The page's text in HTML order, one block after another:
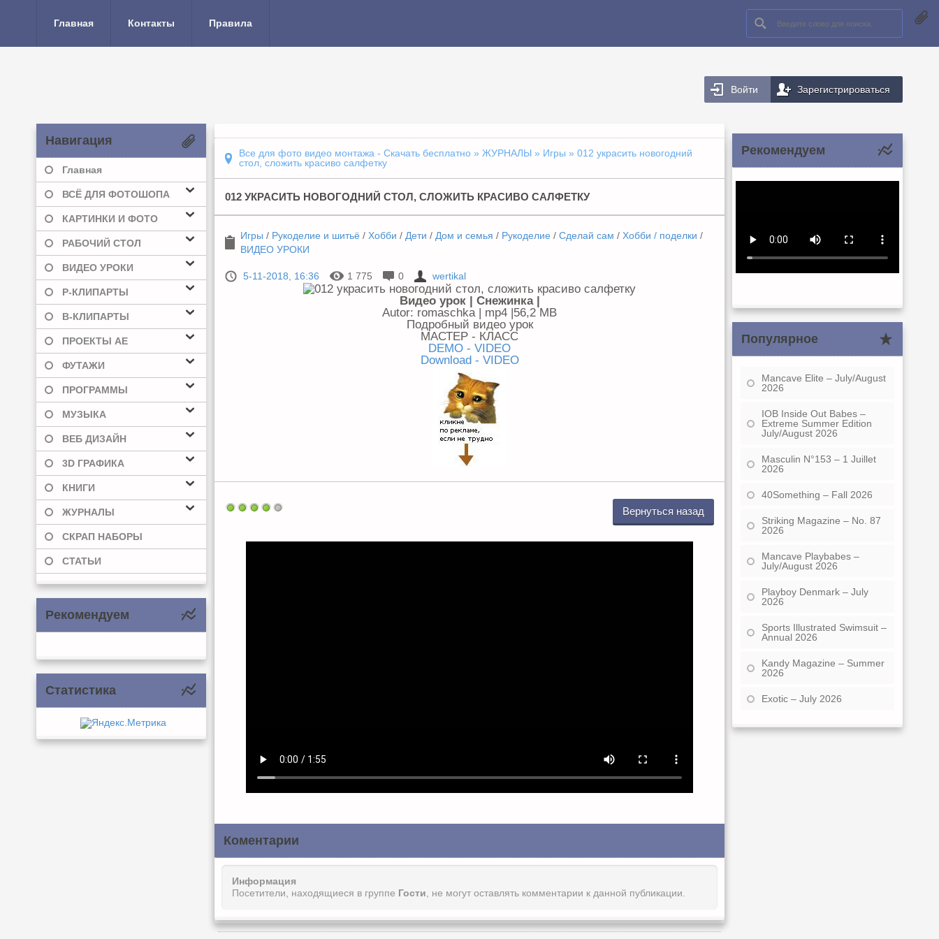
Главная Контакты Правила
Войти Зарегистрироваться
Навигация
Главная
ВСЁ ДЛЯ ФОТОШОПА
КАРТИНКИ И ФОТО
РАБОЧИЙ СТОЛ
ВИДЕО УРОКИ
Р-КЛИПАРТЫ
В-КЛИПАРТЫ
ПРОЕКТЫ AE
ФУТАЖИ
ПРОГРАММЫ
МУЗЫКА
ВЕБ ДИЗАЙН
3D ГРАФИКА
КНИГИ
ЖУРНАЛЫ
СКРАП НАБОРЫ
СТАТЬИ
Рекомендуем
Статистика
Все для фото видео монтажа - Скачать бесплатно » ЖУРНАЛЫ » Игры » 012 украсить новогодний
стол, сложить красиво салфетку
012 УКРАСИТЬ НОВОГОДНИЙ СТОЛ, СЛОЖИТЬ КРАСИВО САЛФЕТКУ
Игры / Рукоделие и шитьё / Хобби / Дети / Дом и семья / Рукоделие / Сделай сам / Хобби / поделки /
ВИДЕО УРОКИ
5-11-2018, 16:36 1 775 0 wertikal
Видео урок | Снежинка |
Autor: romaschka | mp4 |56,2 MB
Подробный видео урок
МАСТЕР - КЛАСС
DEMO - VIDEO
Download - VIDEO
Вернуться назад
Коментарии
Информация
Посетители, находящиеся в группе Гости , не могут оставлять комментарии к данной публикации.
Рекомендуем
Популярное
Mancave Elite – July/August
2026
IOB Inside Out Babes –
Extreme Summer Edition
July/August 2026
Masculin N°153 – 1 Juillet
2026
40Something – Fall 2026
Striking Magazine – No. 87
2026
Mancave Playbabes –
July/August 2026
Playboy Denmark – July
2026
Sports Illustrated Swimsuit –
Annual 2026
Kandy Magazine – Summer
2026
Exotic – July 2026